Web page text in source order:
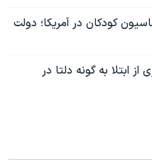
کودکان در آمریکا؛ دولت
ابتلا به گونه دلتا در